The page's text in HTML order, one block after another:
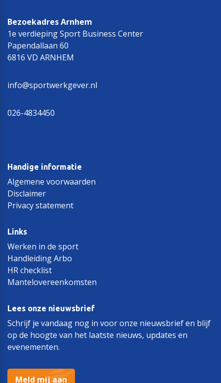
Bezoekadres Arnhem
1e verdieping Sport Business Center
Papendallaan 60
6816 VD ARNHEM
info@sportwerkgever.nl
026-4834450
Handige informatie
Algemene voorwaarden
Disclaimer
Privacy statement
Links
Werken in de sport
Handleiding Arbo
HR checklist
Mantelovereenkomsten
Lees onze nieuwsbrief
Schrijf je vandaag nog in voor onze nieuwsbrief en blijf
op de hoogte van het laatste nieuws, updates en
evenementen.
Meld mij aan